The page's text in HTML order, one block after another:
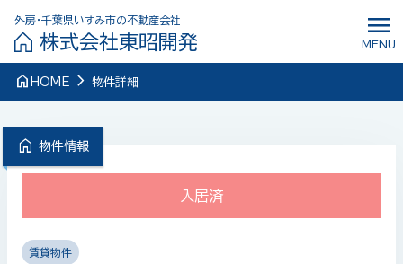
外房・千葉県いすみ市の不動産会社
株式会社東昭開発 menu
MENU
home HOME navigate_next 物件詳細
home 物件情報
入居済
賃貸物件